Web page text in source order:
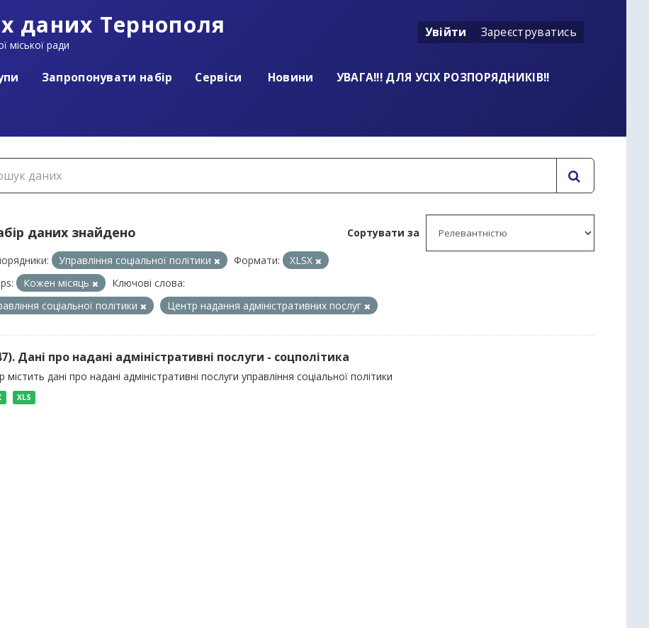
даних Тернополя
міської ради
Увійти Зареєструватись
Запропонувати набір Сервіси Новини
УВАГА!!! ДЛЯ УСІХ РОЗПОРЯДНИКІВ!!
Сортувати за
даних знайдено
Управління соціальної політики Формати:
XLSX
Кожен місяць
Ключові слова:
соціальної політики
Центр надання адміністративних послуг
Дані про надані адміністративні послуги - соцполітика
містить дані про надані адміністративні послуги управління соціальної політики
XLS